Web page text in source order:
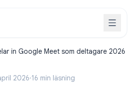
in Google Meet som deltagare 2026
2026·16 min läsning